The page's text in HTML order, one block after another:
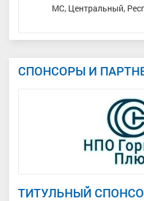
МС, Центральный,
СПОНСОРЫ И
ТИТУЛЬНЫЙ